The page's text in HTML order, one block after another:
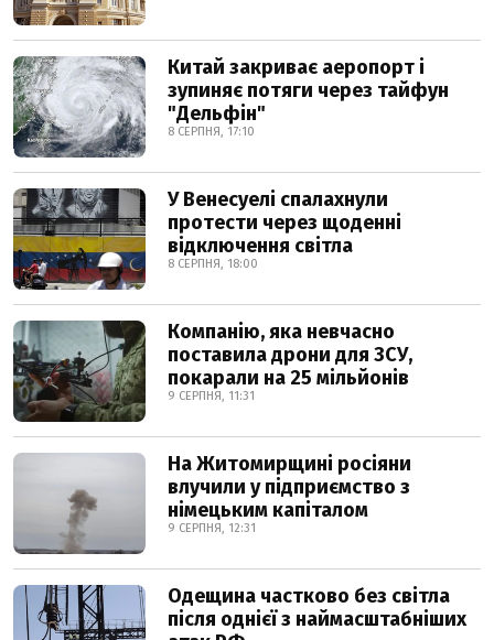
Китай закриває аеропорт і
зупиняє потяги через тайфун
"Дельфін"
8 СЕРПНЯ, 17:10
У Венесуелі спалахнули
протести через щоденні
відключення світла
8 СЕРПНЯ, 18:00
Компанію, яка невчасно
поставила дрони для ЗСУ,
покарали на 25 мільйонів
9 СЕРПНЯ, 11:31
На Житомирщині росіяни
влучили у підприємство з
німецьким капіталом
9 СЕРПНЯ, 12:31
Одещина частково без світла
після однієї з наймасштабніших